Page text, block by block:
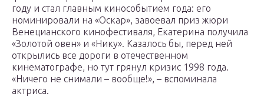
году и стал главным кинособытием года: его
номинировали на «Оскар», завоевал приз жюри
Венецианского кинофестиваля, Екатерина получила
«Золотой овен» и «Нику». Казалось бы, перед ней
открылись все дороги в отечественном
кинематографе, но тут грянул кризис 1998 года.
«Ничего не снимали – вообще!», – вспоминала
актриса.